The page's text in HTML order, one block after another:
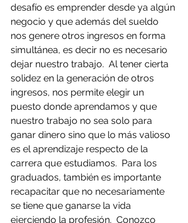
desafío es emprender desde ya algún
negocio y que además del sueldo
nos genere otros ingresos en forma
simultánea, es decir no es necesario
dejar nuestro trabajo.  Al tener cierta
solidez en la generación de otros
ingresos, nos permite elegir un
puesto donde aprendamos y que
nuestro trabajo no sea solo para
ganar dinero sino que lo más valioso
es el aprendizaje respecto de la
carrera que estudiamos.  Para los
graduados, también es importante
recapacitar que no necesariamente
se tiene que ganarse la vida
ejerciendo la profesión.  Conozco